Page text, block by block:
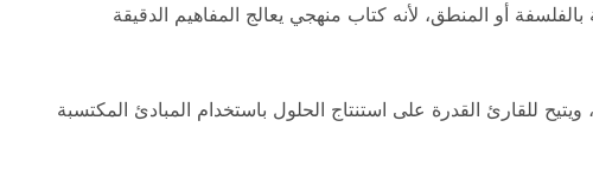
أو المنطق، لأنه كتاب منهجي يعالج المفاهيم الدقيقة
ويتيح للقارئ القدرة على استنتاج الحلول باستخدام المبادئ المكتسبة